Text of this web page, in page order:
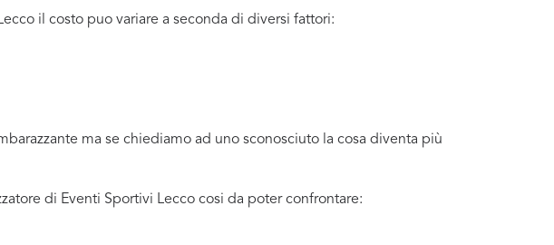
il costo puo variare a seconda di diversi fattori:
ma se chiediamo ad uno sconosciuto la cosa diventa più
di Eventi Sportivi Lecco cosi da poter confrontare: